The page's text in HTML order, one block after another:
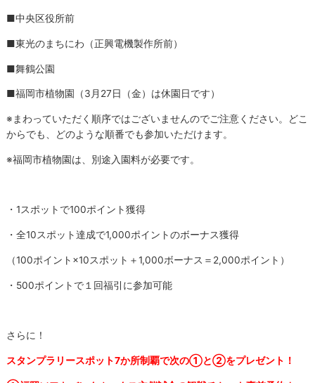
■中央区役所前
■東光のまちにわ（正興電機製作所前）
■舞鶴公園
■福岡市植物園（3月27日（金）は休園日です）
※まわっていただく順序ではございませんのでご注意ください。どこ
からでも、どのような順番でも参加いただけます。
※福岡市植物園は、別途入園料が必要です。
・1スポットで100ポイント獲得
・全10スポット達成で1,000ポイントのボーナス獲得
（100ポイント×10スポット＋1,000ボーナス＝2,000ポイント）
・500ポイントで１回福引に参加可能
さらに！
スタンプラリースポット7か所制覇で次の①と②をプレゼント！